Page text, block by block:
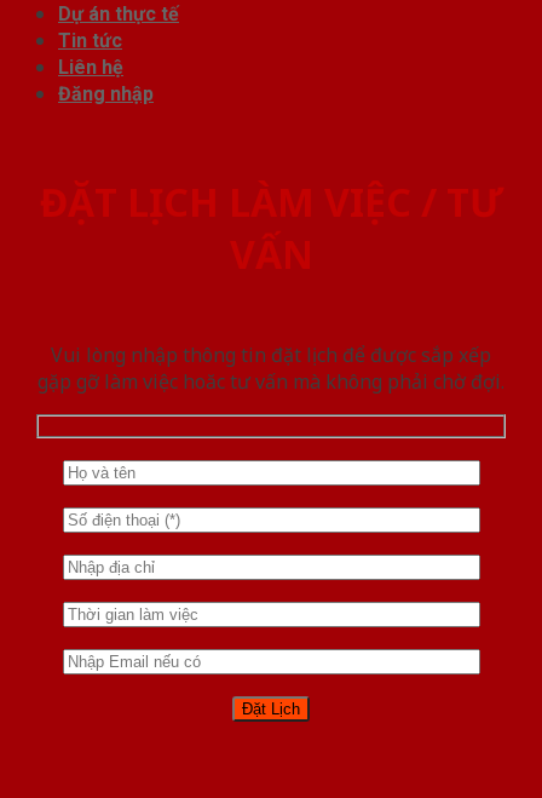
Dự án thực tế
Tin tức
Liên hệ
Đăng nhập
ĐẶT LỊCH LÀM VIỆC / TƯ
VẤN
Vui lòng nhập thông tin đặt lịch để được sắp xếp
gặp gỡ làm việc hoăc tư vấn mà không phải chờ đợi.